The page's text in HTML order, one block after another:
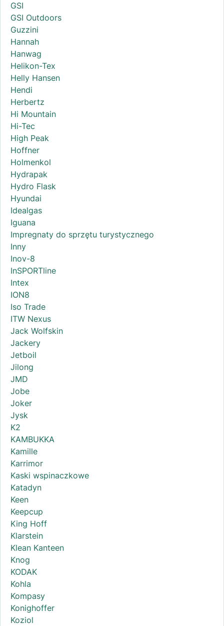
GSI
GSI Outdoors
Guzzini
Hannah
Hanwag
Helikon-Tex
Helly Hansen
Hendi
Herbertz
Hi Mountain
Hi-Tec
High Peak
Hoffner
Holmenkol
Hydrapak
Hydro Flask
Hyundai
Idealgas
Iguana
Impregnaty do sprzętu turystycznego
Inny
Inov-8
InSPORTline
Intex
ION8
Iso Trade
ITW Nexus
Jack Wolfskin
Jackery
Jetboil
Jilong
JMD
Jobe
Joker
Jysk
K2
KAMBUKKA
Kamille
Karrimor
Kaski wspinaczkowe
Katadyn
Keen
Keepcup
King Hoff
Klarstein
Klean Kanteen
Knog
KODAK
Kohla
Kompasy
Konighoffer
Koziol